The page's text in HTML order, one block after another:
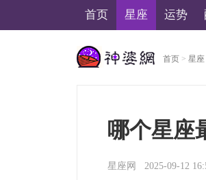
首页 星座 运势
首页 > 星座
哪个星座
星座网 2025-09-12